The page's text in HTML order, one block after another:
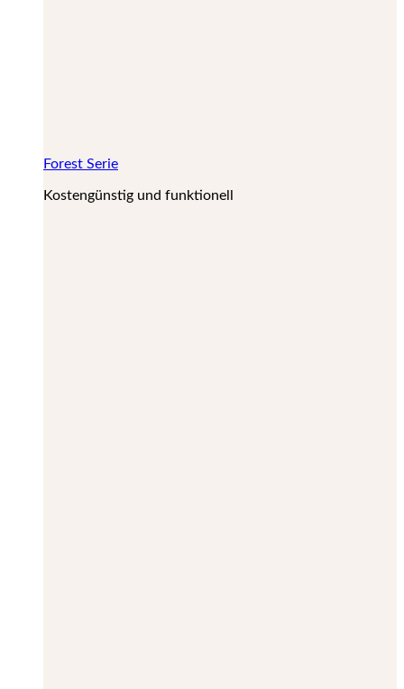
Forest Serie
Kostengünstig und funktionell